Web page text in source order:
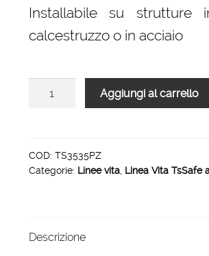
Installabile su strutture
calcestruzzo o in acciaio
PALI
H
piana
Aggiungi al carrello
COD: TS3535PZ
Categorie: Linee vita, Linea Vita TsSafe
Descrizione